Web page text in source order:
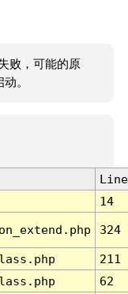
败，可能的原
。
Line
14
324
211
62